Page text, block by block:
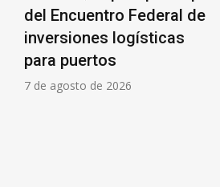
del Encuentro Federal de
inversiones logísticas
para puertos
7 de agosto de 2026